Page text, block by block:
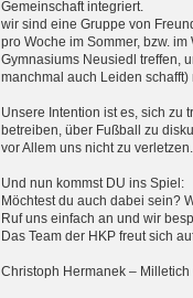
Gemeinschaft integriert.
wir sind eine Gruppe von
pro Woche im Sommer, bzw.
Gymnasiums Neusiedl treffen,
manchmal auch Leiden
Unsere Intention ist es, sich zu
betreiben, über Fußball zu
vor Allem uns nicht zu verletzen.
Und nun kommst DU ins Spiel:
Möchtest du auch dabei sein?
Ruf uns einfach an und wir
Das Team der HKP freut sich
Christoph Hermanek –